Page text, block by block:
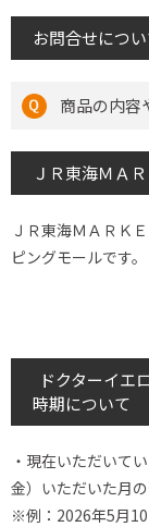
お問合せにつ
商品の内容
ＪＲ東海ＭＡ
ＪＲ東海ＭＡＲＫ
ピングモールです。
ドクターイエ
時期について
・現在いただいて
金）いただいた月
※例：2026年5月